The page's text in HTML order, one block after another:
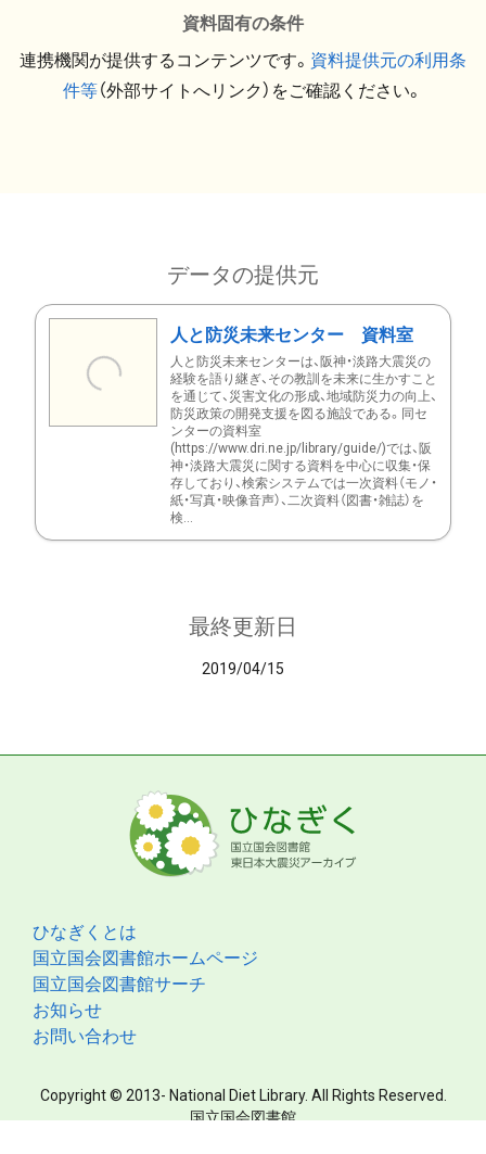
資料固有の条件
連携機関が提供するコンテンツです。 資料提供元の利用条
件等（外部サイトへリンク）をご確認ください。
データの提供元
人と防災未来センター 資料室
人と防災未来センターは、阪神・淡路大震災の
経験を語り継ぎ、その教訓を未来に生かすこと
を通じて、災害文化の形成、地域防災力の向上、
防災政策の開発支援を図る施設である。同セ
ンターの資料室
(https://www.dri.ne.jp/library/guide/)では、阪
神・淡路大震災に関する資料を中心に収集・保
存しており、検索システムでは一次資料（モノ・
紙・写真・映像音声）、二次資料（図書・雑誌）を
検...
最終更新日
2019/04/15
ひなぎくとは
国立国会図書館ホームページ
国立国会図書館サーチ
お知らせ
お問い合わせ
Copyright © 2013- National Diet Library. All Rights Reserved.